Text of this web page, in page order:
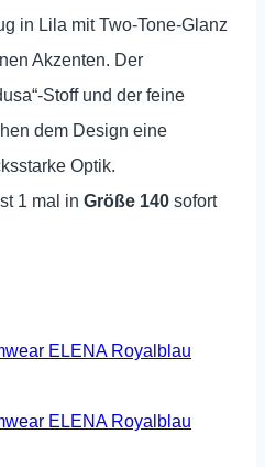
in Lila mit Two‑Tone‑Glanz
Akzenten. Der
Stoff und der feine
dem Design eine
Optik.
1 mal in Größe 140 sofort